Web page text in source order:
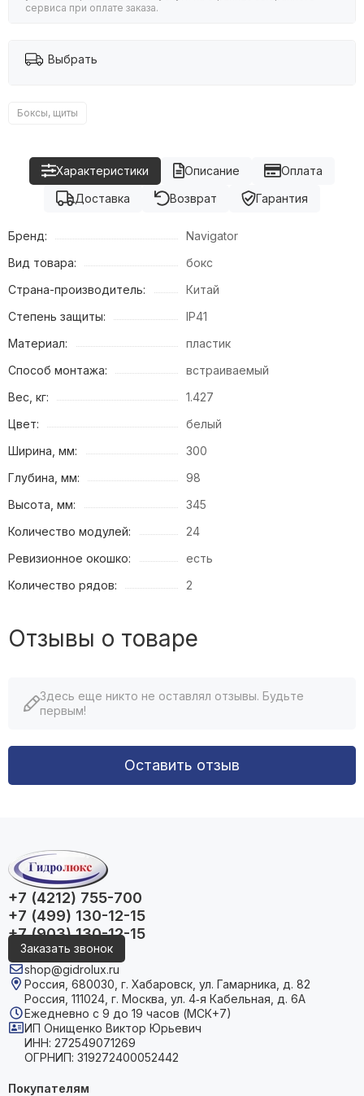
сервиса при оплате заказа.
Выбрать
Боксы, щиты
Описание
Характеристики
Оплата
Доставка
Возврат Гарантия
Бренд:
Navigator
Вид товара:
бокс
Страна-производитель:
Китай
Степень защиты:
IP41
Материал:
пластик
Способ монтажа:
встраиваемый
Вес, кг:
1.427
Цвет:
белый
Ширина, мм:
300
Глубина, мм:
98
Высота, мм:
345
Количество модулей:
24
Ревизионное окошко:
есть
Количество рядов:
2
Отзывы о товаре
Здесь еще никто не оставлял отзывы. Будьте
первым!
Оставить отзыв
+7 (4212) 755-700
+7 (499) 130-12-15
+7 (903) 130-12-15
Заказать звонок
shop@gidrolux.ru
Россия, 680030, г. Хабаровск, ул. Гамарника, д. 82
Россия, 111024, г. Москва, ул. 4‑я Кабельная, д. 6А
Ежедневно с 9 до 19 часов (МСК+7)
ИП Онищенко Виктор Юрьевич
ИНН: 272549071269
ОГРНИП: 319272400052442
Покупателям